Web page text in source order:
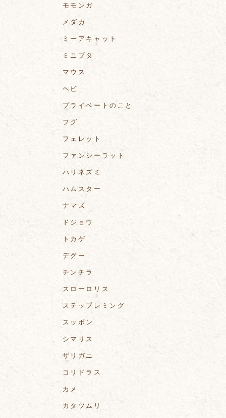
モモンガ
メダカ
ミーアキャット
ミニブタ
マウス
ヘビ
プライベートのこと
フグ
フェレット
ファンシーラット
ハリネズミ
ハムスター
ナマズ
ドジョウ
トカゲ
デグー
チンチラ
スローロリス
ステップレミング
スッポン
シマリス
ザリガニ
コリドラス
カメ
カタツムリ